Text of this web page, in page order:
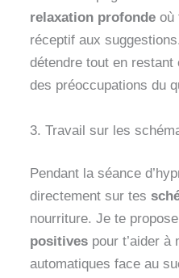
relaxation profonde où
réceptif aux
détendre tout en
des préoccupations du
3. Travail sur les
Pendant la séance
directement sur tes
nourriture. Je te
positives pour t’aider
automatiques face au